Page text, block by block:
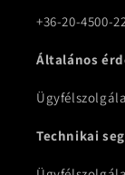
+36-20-4500-
Általános
Technikai